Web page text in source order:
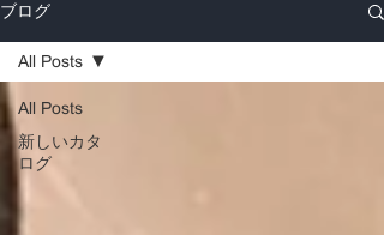
ブログ
All Posts
新しいカタ
ログ
All Posts